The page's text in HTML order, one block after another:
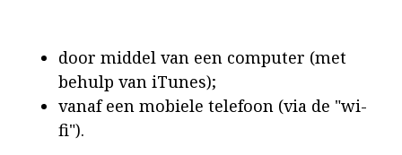
door middel van een computer (met
behulp van iTunes);
vanaf een mobiele telefoon (via de "wi-
fi").